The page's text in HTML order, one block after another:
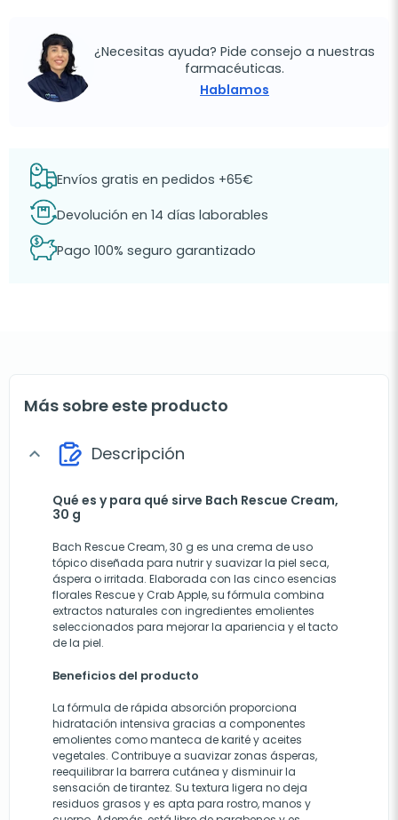
¿Necesitas ayuda? Pide consejo a nuestras
farmacéuticas.
Hablamos
Envíos gratis en pedidos +65€
Devolución en 14 días laborables
Pago 100% seguro garantizado
Más sobre este producto
expand_more Descripción
Qué es y para qué sirve Bach Rescue Cream,
30 g
Bach Rescue Cream, 30 g es una crema de uso
tópico diseñada para nutrir y suavizar la piel seca,
áspera o irritada. Elaborada con las cinco esencias
florales Rescue y Crab Apple, su fórmula combina
extractos naturales con ingredientes emolientes
seleccionados para mejorar la apariencia y el tacto
de la piel.
Beneficios del producto
La fórmula de rápida absorción proporciona
hidratación intensiva gracias a componentes
emolientes como manteca de karité y aceites
vegetales. Contribuye a suavizar zonas ásperas,
reequilibrar la barrera cutánea y disminuir la
sensación de tirantez. Su textura ligera no deja
residuos grasos y es apta para rostro, manos y